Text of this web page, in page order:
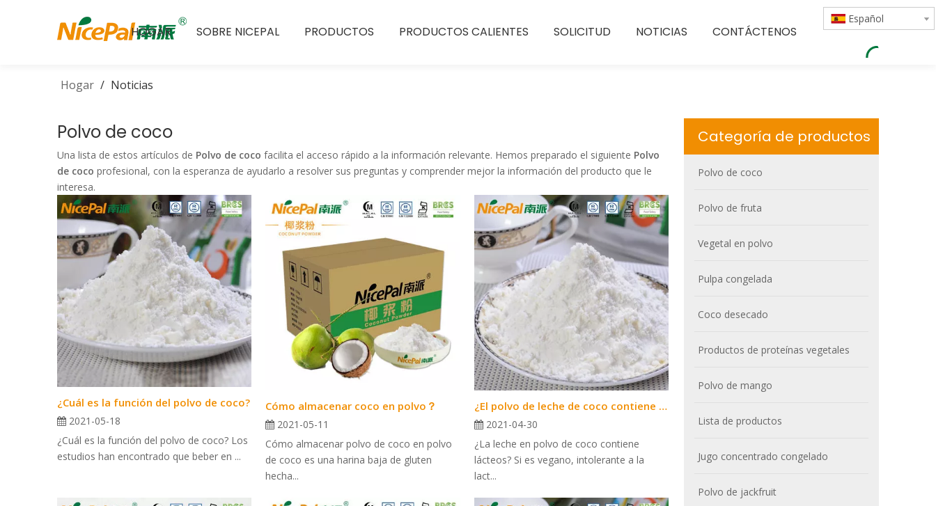
HOGAR SOBRE NICEPAL PRODUCTOS PRODUCTOS CALIENTES SOLICITUD NOTICIAS CONTÁCTENOS
Español
Hogar / Noticias
Polvo de coco
Una lista de estos artículos de Polvo de coco facilita el acceso rápido a la información relevante. Hemos preparado el siguiente Polvo
de coco profesional, con la esperanza de ayudarlo a resolver sus preguntas y comprender mejor la información del producto que le
interesa.
¿Cuál es la función del polvo de coco?
2021-05-18
¿Cuál es la función del polvo de coco? Los
estudios han encontrado que beber en ...
Cómo almacenar coco en polvo？
2021-05-11
Cómo almacenar polvo de coco en polvo
de coco es una harina baja de gluten
hecha...
¿El polvo de leche de coco contiene lácteos?
2021-04-30
¿La leche en polvo de coco contiene
lácteos? Si es vegano, intolerante a la
lact...
Categoría de productos
Polvo de coco
Polvo de fruta
Vegetal en polvo
Pulpa congelada
Coco desecado
Productos de proteínas vegetales
Polvo de mango
Lista de productos
Jugo concentrado congelado
Polvo de jackfruit